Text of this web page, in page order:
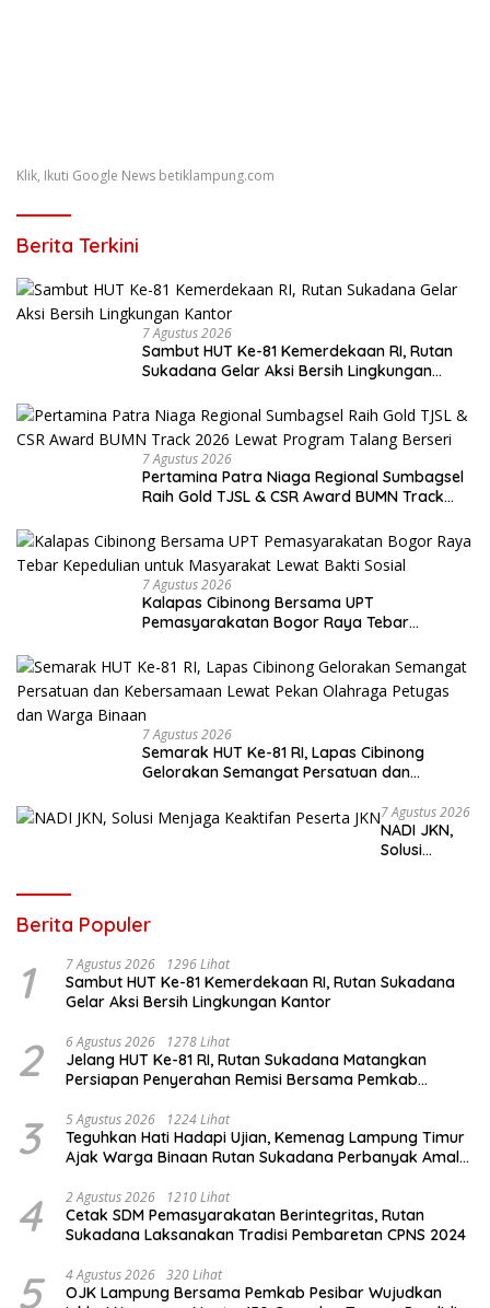
Klik, Ikuti Google News betiklampung.com
Berita Terkini
7 Agustus 2026
Sambut HUT Ke-81 Kemerdekaan RI, Rutan
Sukadana Gelar Aksi Bersih Lingkungan
7 Agustus 2026
Pertamina Patra Niaga Regional Sumbagsel
Raih Gold TJSL & CSR Award BUMN Track
7 Agustus 2026
Kalapas Cibinong Bersama UPT
Pemasyarakatan Bogor Raya Tebar
Sosial
7 Agustus 2026
Semarak HUT Ke-81 RI, Lapas Cibinong
Gelorakan Semangat Persatuan dan
Petugas dan Warga Binaan
7 Agustus 2026
NADI JKN,
Solusi
Berita Populer
1 7 Agustus 2026 1296 Lihat
Sambut HUT Ke-81 Kemerdekaan RI, Rutan Sukadana
Gelar Aksi Bersih Lingkungan Kantor
2 6 Agustus 2026 1278 Lihat
Jelang HUT Ke-81 RI, Rutan Sukadana Matangkan
Persiapan Penyerahan Remisi Bersama Pemkab
3 5 Agustus 2026 1224 Lihat
Teguhkan Hati Hadapi Ujian, Kemenag Lampung Timur
Ajak Warga Binaan Rutan Sukadana Perbanyak Amal
4 2 Agustus 2026 1210 Lihat
Cetak SDM Pemasyarakatan Berintegritas, Rutan
Sukadana Laksanakan Tradisi Pembaretan CPNS 2024
5 4 Agustus 2026 320 Lihat
OJK Lampung Bersama Pemkab Pesibar Wujudkan